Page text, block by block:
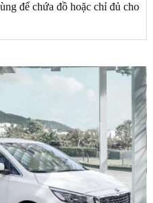
để chứa đồ hoặc chỉ đủ cho